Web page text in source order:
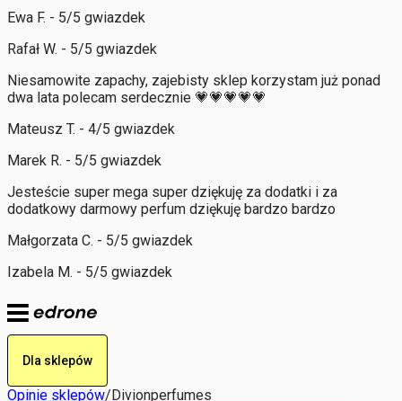
Ewa F. - 5/5 gwiazdek
Rafał W. - 5/5 gwiazdek
Niesamowite zapachy, zajebisty sklep korzystam już ponad
dwa lata polecam serdecznie 💗💗💗💗💗
Mateusz T. - 4/5 gwiazdek
Marek R. - 5/5 gwiazdek
Jesteście super mega super dziękuję za dodatki i za
dodatkowy darmowy perfum dziękuję bardzo bardzo
Małgorzata C. - 5/5 gwiazdek
Izabela M. - 5/5 gwiazdek
Dla sklepów
Opinie sklepów/Divionperfumes